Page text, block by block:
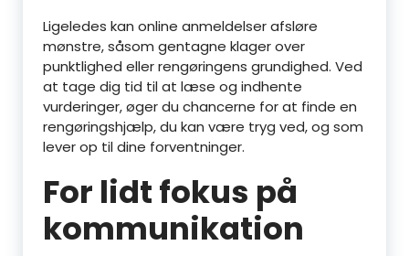
Ligeledes kan online anmeldelser afsløre
mønstre, såsom gentagne klager over
punktlighed eller rengøringens grundighed. Ved
at tage dig tid til at læse og indhente
vurderinger, øger du chancerne for at finde en
rengøringshjælp, du kan være tryg ved, og som
lever op til dine forventninger.
For lidt fokus på
kommunikation